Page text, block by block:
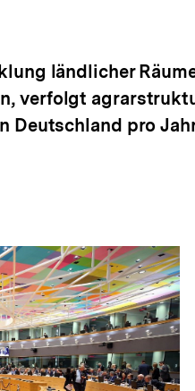
ländlicher
verfolgt
Deutschland pro